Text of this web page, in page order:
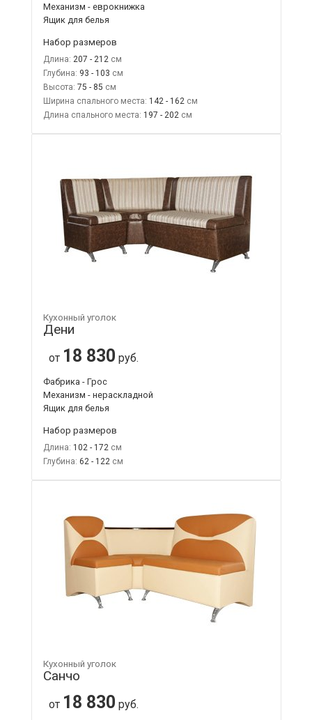
Механизм - еврокнижка
Ящик для белья
Набор размеров
Длина: 207 - 212
Глубина: 93 - 103
Высота: 75 - 85
Ширина спального места: 142 - 162
Длина спального места: 197 - 202
Кухонный уголок
Дени
от 18 830 руб.
Фабрика - Грос
Механизм - нераскладной
Ящик для белья
Набор размеров
Длина: 102 - 172
Глубина: 62 - 122
Кухонный уголок
Санчо
от 18 830 руб.